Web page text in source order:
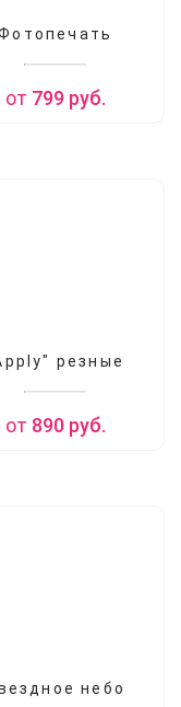
от 799руб.
резные
от 890руб.
небо